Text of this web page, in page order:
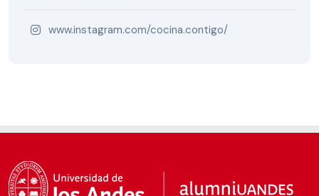
www.instagram.com/cocina.contigo/